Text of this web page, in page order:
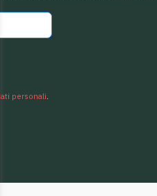
personali